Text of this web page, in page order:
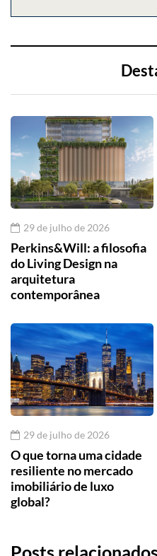
29 de julho de 2026
Perkins&Will: a filosofia
do Living Design na
arquitetura
contemporânea
29 de julho de 2026
O que torna uma cidade
resiliente no mercado
imobiliário de luxo
global?